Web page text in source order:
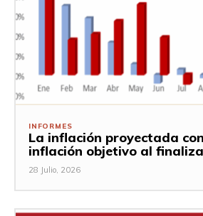
INFORMES
La inflación proyectada
inflación objetivo al
28 Julio, 2026